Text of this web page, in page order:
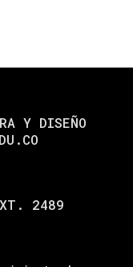
Y DISEÑO
2489